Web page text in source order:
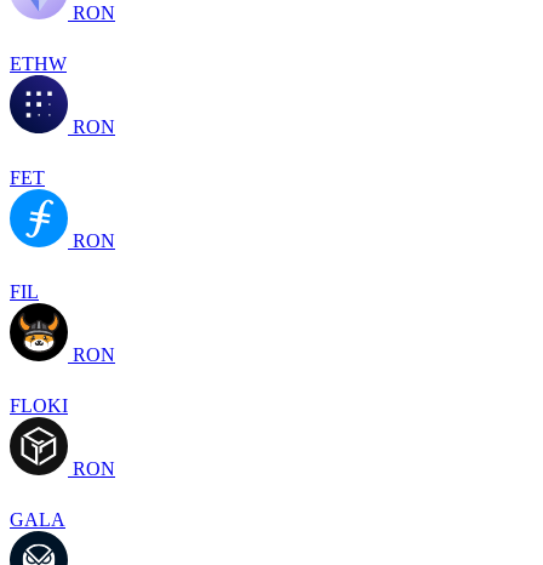
RON
ETHW
RON
FET
RON
FIL
RON
FLOKI
RON
GALA